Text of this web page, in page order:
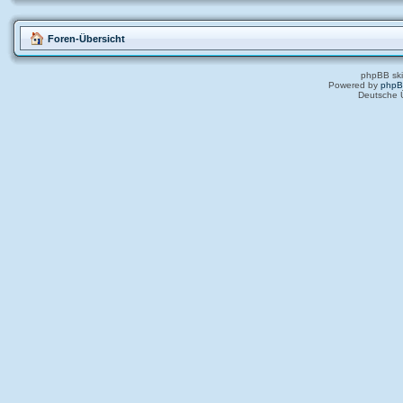
Foren-Übersicht
phpBB
Powered by
Deutsche